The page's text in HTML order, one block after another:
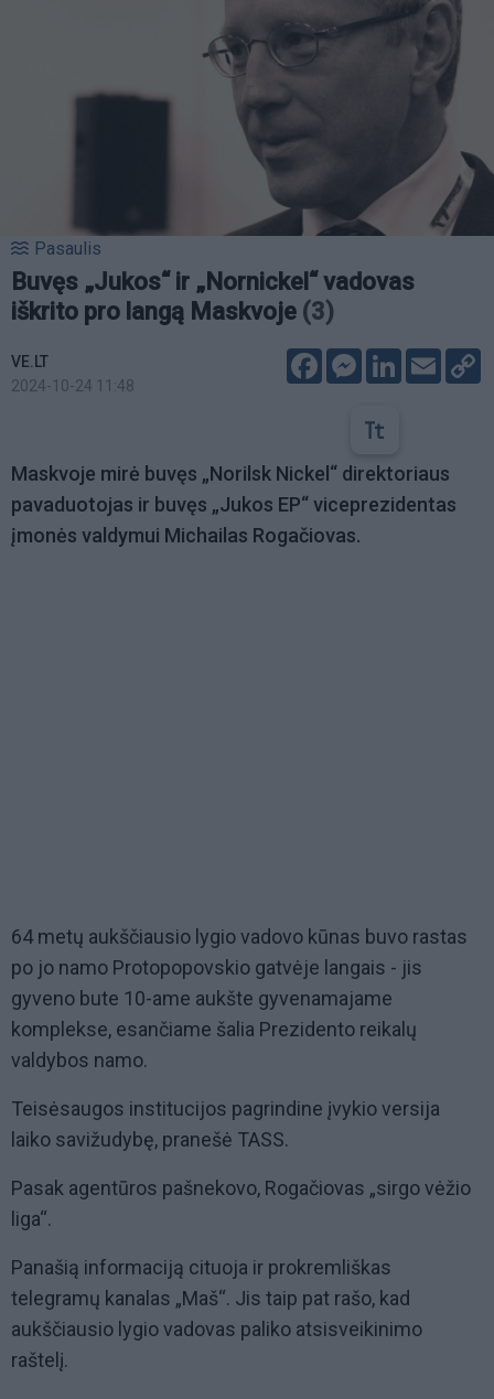
Pasaulis
Buvęs „Jukos“ ir „Nornickel“ vadovas
iškrito pro langą Maskvoje (3)
VE.LT
2024-10-24 11:48
FacebookMessenger
LinkedIn
Email
Maskvoje mirė buvęs „Norilsk Nickel“ direktoriaus
pavaduotojas ir buvęs „Jukos EP“ viceprezidentas
įmonės valdymui Michailas Rogačiovas.
64 metų aukščiausio lygio vadovo kūnas buvo rastas
po jo namo Protopopovskio gatvėje langais - jis
gyveno bute 10-ame aukšte gyvenamajame
komplekse, esančiame šalia Prezidento reikalų
valdybos namo.
Teisėsaugos institucijos pagrindine įvykio versija
laiko savižudybę, pranešė TASS.
Pasak agentūros pašnekovo, Rogačiovas „sirgo vėžio
liga“.
Panašią informaciją cituoja ir prokremliškas
telegramų kanalas „Maš“. Jis taip pat rašo, kad
aukščiausio lygio vadovas paliko atsisveikinimo
raštelį.